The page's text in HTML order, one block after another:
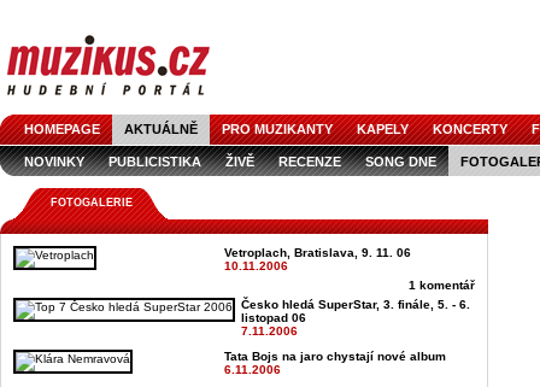
HOMEPAGE AKTUÁLNĚ PRO MUZIKANTY KAPELY KONCERTY
NOVINKY PUBLICISTIKA ŽIVĚ RECENZE SONG DNE
FOTOGALERIE
Vetroplach, Bratislava, 9. 11. 06
10.11.2006
1 komentář
Česko hledá SuperStar, 3. finále, 5. - 6.
listopad 06
7.11.2006
Tata Bojs na jaro chystají nové album
6.11.2006